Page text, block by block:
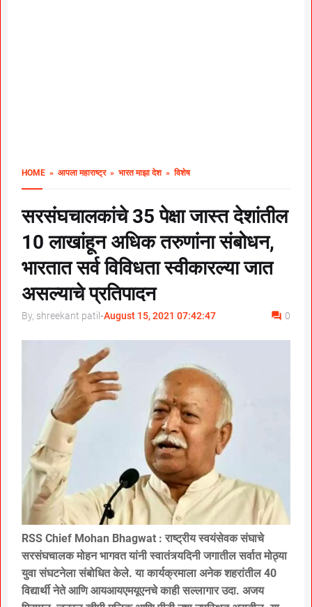
HOME » आपला महाराष्ट्र» भारत माझा देश» विशेष
सरसंघचालकांचे 35 पेक्षा जास्त देशांतील
10 लाखांहून अधिक तरुणांना संबोधन,
भारतात सर्व विविधता स्वीकारल्या जात
असल्याचे प्रतिपादन
By, shreekant patil -August 15, 2021 07:42:47 0
RSS Chief Mohan Bhagwat : राष्ट्रीय स्वयंसेवक संघाचे
सरसंघचालक मोहन भागवत यांनी स्वातंत्र्यदिनी जगातील सर्वात मोठ्या
युवा संघटनेला संबोधित केले. या कार्यक्रमाला अनेक शहरांतील 40
विद्यार्थी नेते आणि आयआयएमयूएनचे काही सल्लागार उदा. अजय